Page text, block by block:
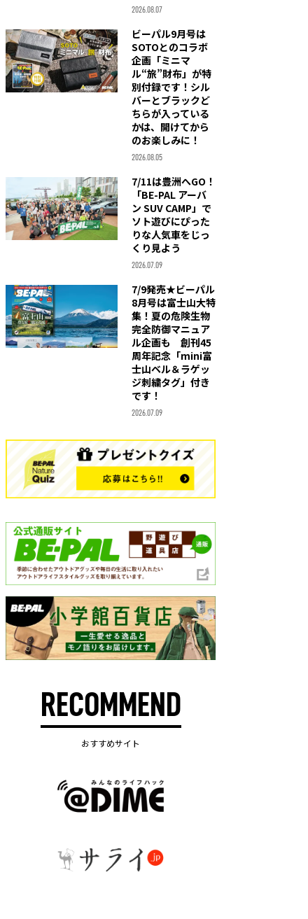
2026.08.07
ビーパル9月号は
SOTOとのコラボ
企画「ミニマ
ル“旅”財布」が特
別付録です！シル
バーとブラックど
ちらが入っている
かは、開けてから
のお楽しみに！
2026.08.05
7/11は豊洲へGO！
「BE-PAL アーバ
ン SUV CAMP」で
ソト遊びにぴった
りな人気車をじっ
くり見よう
2026.07.09
7/9発売★ビーパル
8月号は富士山大特
集！夏の危険生物
完全防御マニュア
ル企画も 創刊45
周年記念「mini富
士山ベル＆ラゲッ
ジ刺繍タグ」付き
です！
2026.07.09
RECOMMEND
おすすめサイト